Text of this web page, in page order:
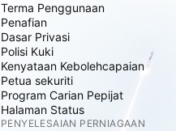
Terma Penggunaan
Penafian
Dasar Privasi
Polisi Kuki
Kenyataan Kebolehcapaian
Petua sekuriti
Program Carian Pepijat
Halaman Status
PENYELESAIAN PERNIAGAAN